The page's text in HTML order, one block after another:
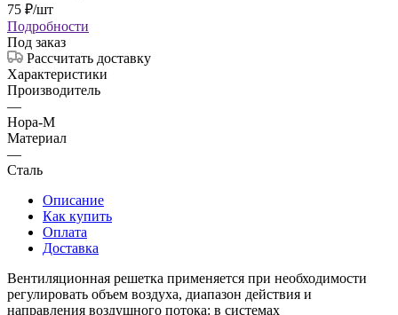
75 ₽/шт
Подробности
Под заказ
Рассчитать доставку
Характеристики
Производитель
—
Нора-М
Материал
—
Сталь
Описание
Как купить
Оплата
Доставка
Вентиляционная решетка применяется при необходимости
регулировать объем воздуха, диапазон действия и
направления воздушного потока: в системах